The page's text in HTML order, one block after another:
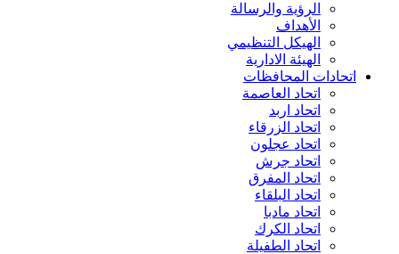
الرؤية والرسالة
الأهداف
الهيكل التنظيمي
الهيئة الادارية
اتحادات المحافظات
اتحاد العاصمة
اتحاد اربد
اتحاد الزرقاء
اتحاد عجلون
اتحاد جرش
اتحاد المفرق
اتحاد البلقاء
اتحاد مادبا
اتحاد الكرك
اتحاد الطفيلة